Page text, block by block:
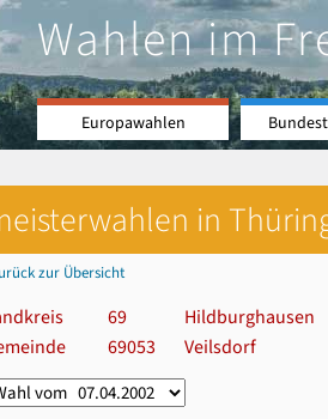
Wahlen im
Europawahlen
in
zur Übersicht
69
Hildburghausen
69053 Veilsdorf